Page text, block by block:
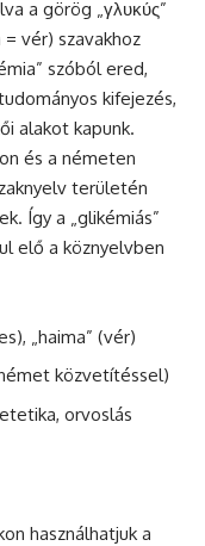
a görög „γλυκύς”
= vér) szavakhoz
szóból ered,
kifejezés,
alakot kapunk.
és a németen
területén
Így a „glikémiás”
elő a köznyelvben
„haima” (vér)
közvetítéssel)
orvoslás
használhatjuk a